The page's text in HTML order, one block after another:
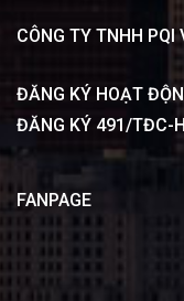
CÔNG TY TNHH PQI
ĐĂNG KÝ HOẠT
ĐĂNG KÝ 491/TĐC-
FANPAGE